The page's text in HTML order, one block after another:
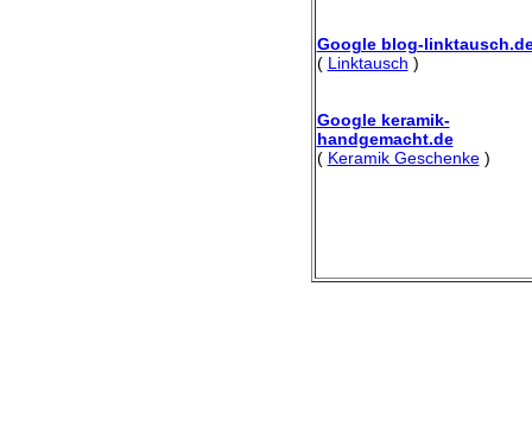
Google blog-
( Linktausch )
Google keramik-
handgemacht.de
( Keramik Geschenke)